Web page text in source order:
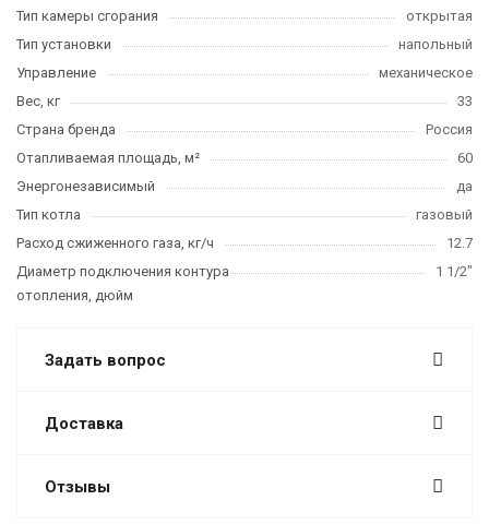
Тип камеры сгорания
открытая
Тип установки
напольный
Управление
механическое
Вес, кг
33
Страна бренда
Россия
Отапливаемая площадь, м²
60
Энергонезависимый
да
Тип котла
газовый
Расход сжиженного газа, кг/ч
12.7
Диаметр подключения контура
отопления, дюйм
1 1/2"
Задать вопрос
Доставка
Отзывы